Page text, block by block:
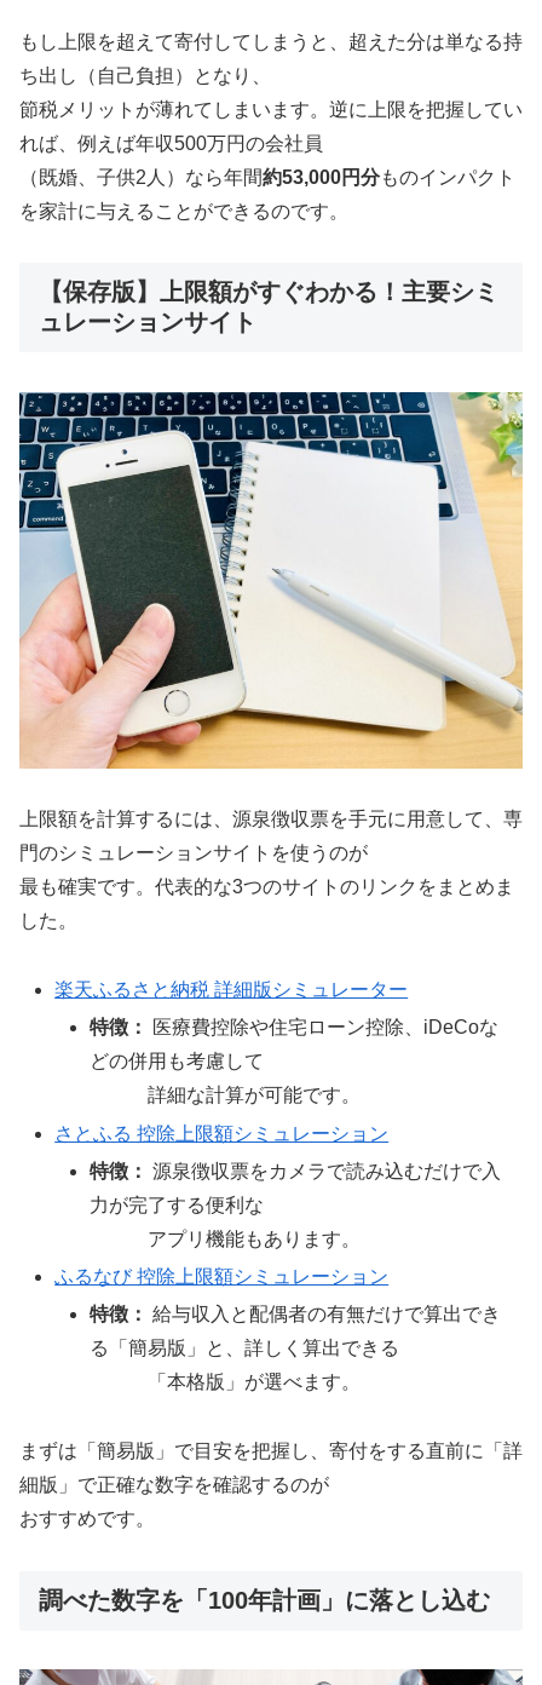
もし上限を超えて寄付してしまうと、超えた分は単なる持
ち出し（自己負担）となり、
節税メリットが薄れてしまいます。逆に上限を把握してい
れば、例えば年収500万円の会社員
（既婚、子供2人）なら年間約53,000円分ものインパクト
を家計に与えることができるのです。
【保存版】上限額がすぐわかる！主要シミ
ュレーションサイト
上限額を計算するには、源泉徴収票を手元に用意して、専
門のシミュレーションサイトを使うのが
最も確実です。代表的な3つのサイトのリンクをまとめま
した。
楽天ふるさと納税 詳細版シミュレーター
特徴：
医療費控除や住宅ローン控除、iDeCoな
どの併用も考慮して
詳細な計算が可能です。
さとふる 控除上限額シミュレーション
特徴： 源泉徴収票をカメラで読み込むだけで入
力が完了する便利な
アプリ機能もあります。
ふるなび 控除上限額シミュレーション
特徴： 給与収入と配偶者の有無だけで算出でき
る「簡易版」と、詳しく算出できる
「本格版」が選べます。
まずは「簡易版」で目安を把握し、寄付をする直前に「詳
細版」で正確な数字を確認するのが
おすすめです。
調べた数字を「100年計画」に落とし込む